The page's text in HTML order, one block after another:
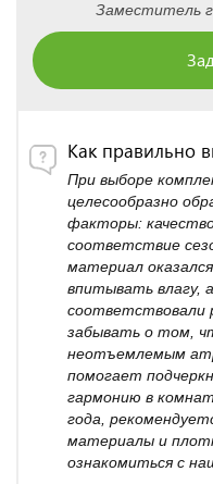
Заместитель
Как правильно
При выборе
целесообразно
факторы:
соответствие
материал
впитывать влагу,
соответствовали
забывать о том,
неотъемлемым
помогает
гармонию в
года,
материалы и
ознакомиться с